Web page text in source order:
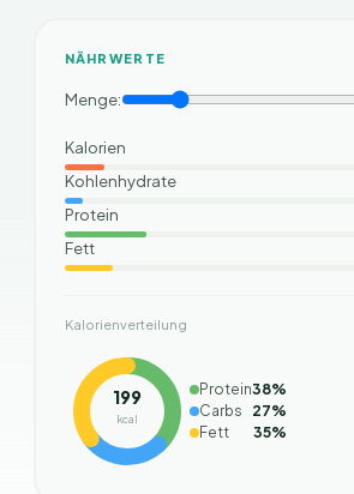
NÄHRWERTE
Menge:
Kalorien
Kohlenhydrate
Protein
Fett
Kalorienverteilung
199
kcal
Protein38%
Carbs
27%
Fett
35%